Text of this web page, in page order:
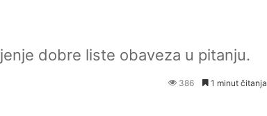
dobre liste obaveza u pitanju.
386 1 minut čitanja